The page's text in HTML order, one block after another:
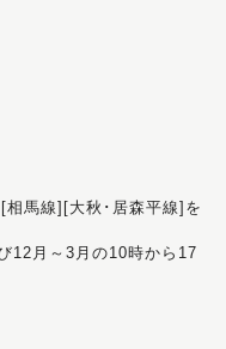
馬線][大秋･居森平線]を
12月～3月の10時から17